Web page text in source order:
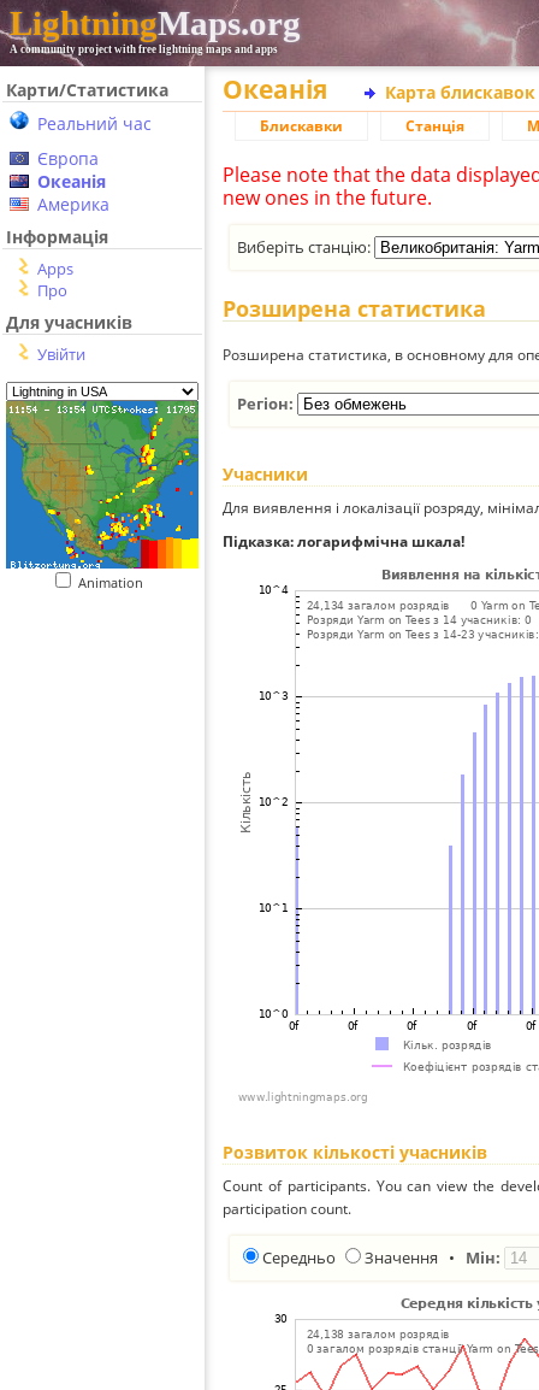
LightningMaps.org
A community project with free lightning maps and apps
Карти/Статистика
Реальний час
Європа
Океанія
Америка
Інформація
Apps
Про
Для учасників
Увійти
Animation
Океанія Карта
Блискавки Станція
Please note that the data
new ones in the future.
Виберіть станцію:
Розширена статистика
Розширена статистика, в основному для
Регіон:
Учасники
Для виявлення і локалізації розряду,
Підказка: логарифмічна шкала!
Розвиток кількості учасників
Count of participants. You can view the
participation count.
Середньо Значення • Мін: